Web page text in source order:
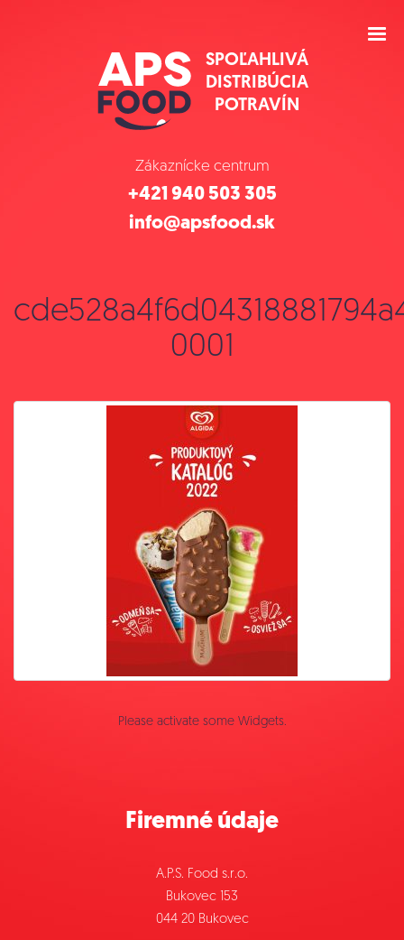
SPOĽAHLIVÁ
DISTRIBÚCIA
POTRAVÍN
Zákaznícke centrum
+421 940 503 305
info@apsfood.sk
0001
Please activate some Widgets.
Firemné údaje
A.P.S. Food s.r.o.
Bukovec 153
044 20 Bukovec